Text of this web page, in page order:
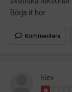
Börja it hör
Kommentera
Elev